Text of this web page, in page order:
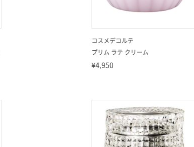
コスメデコルテ
プリム ラテ クリーム
¥4,950